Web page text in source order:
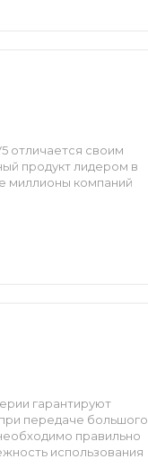
отличается своим
продукт лидером в
миллионы компаний
гарантируют
передаче большого
правильно
использования